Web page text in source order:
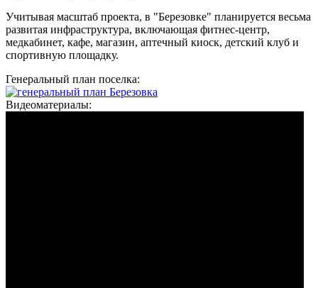
Учитывая масштаб проекта, в "Березовке" планируется весьма
развитая инфраструктура, включающая фитнес-центр,
медкабинет, кафе, магазин, аптечный киоск, детский клуб и
спортивную площадку.
Генеральный план поселка:
Видеоматериалы: